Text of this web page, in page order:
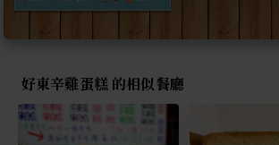
好東辛雞蛋糕 的相似餐廳